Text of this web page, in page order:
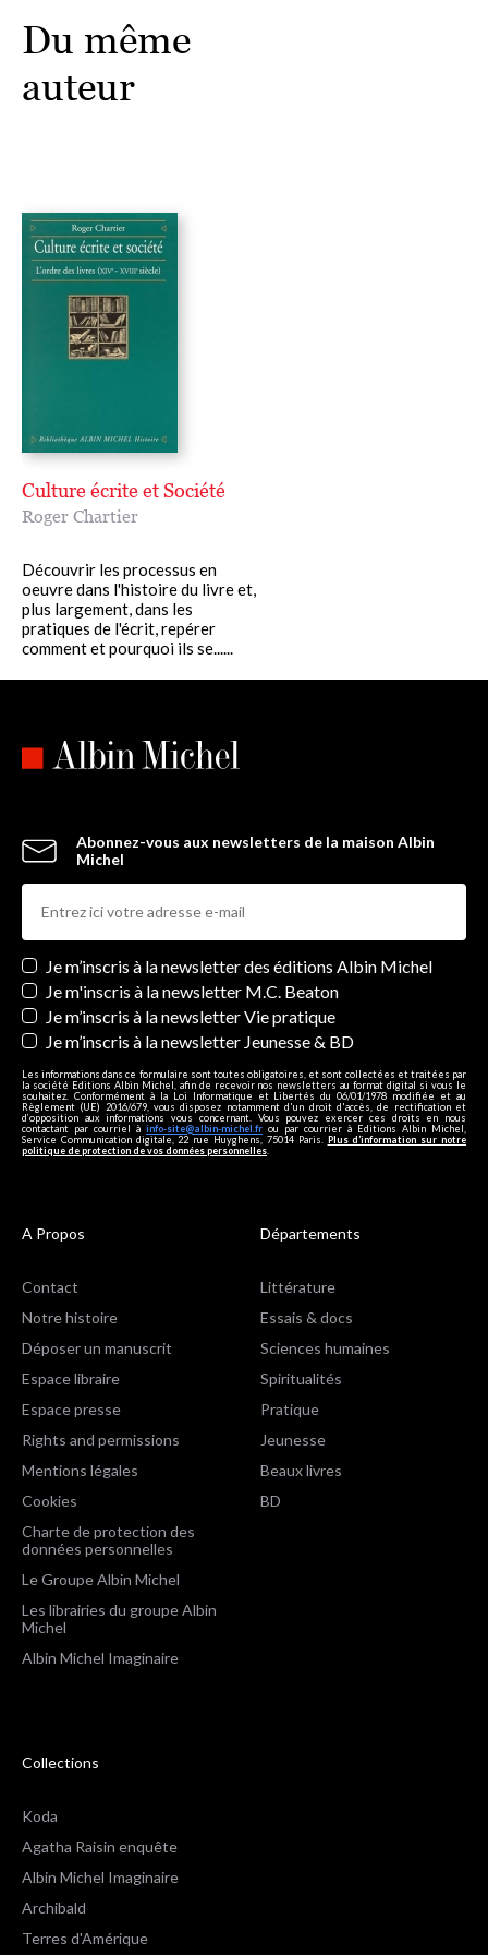
Du même
auteur
Culture écrite et Société
Roger Chartier
Découvrir les processus en
oeuvre dans l'histoire du livre et,
plus largement, dans les
pratiques de l'écrit, repérer
comment et pourquoi ils se......
Abonnez-vous aux newsletters de la maison Albin
Michel
Newsletters
Je m’inscris à la newsletter des éditions Albin Michel
Je m'inscris à la newsletter M.C. Beaton
Je m’inscris à la newsletter Vie pratique
Je m’inscris à la newsletter Jeunesse & BD
Les informations dans ce formulaire sont toutes obligatoires, et sont collectées et traitées par
la société Editions Albin Michel, afin de recevoir nos newsletters au format digital si vous le
souhaitez. Conformément à la Loi Informatique et Libertés du 06/01/1978 modifiée et au
Règlement (UE) 2016/679, vous disposez notamment d'un droit d'accès, de rectification et
d’opposition aux informations vous concernant. Vous pouvez exercer ces droits en nous
contactant par courriel à info-site@albin-michel.fr ou par courrier à Editions Albin Michel,
Service Communication digitale, 22 rue Huyghens, 75014 Paris. Plus d’information sur notre
politique de protection de vos données personnelles.
A Propos
Contact
Notre histoire
Déposer un manuscrit
Espace libraire
Espace presse
Rights and permissions
Mentions légales
Cookies
Charte de protection des
données personnelles
Le Groupe Albin Michel
Les librairies du groupe Albin
Michel
Albin Michel Imaginaire
Départements
Littérature
Essais & docs
Sciences humaines
Spiritualités
Pratique
Jeunesse
Beaux livres
BD
Collections
Koda
Agatha Raisin enquête
Albin Michel Imaginaire
Archibald
Terres d'Amérique